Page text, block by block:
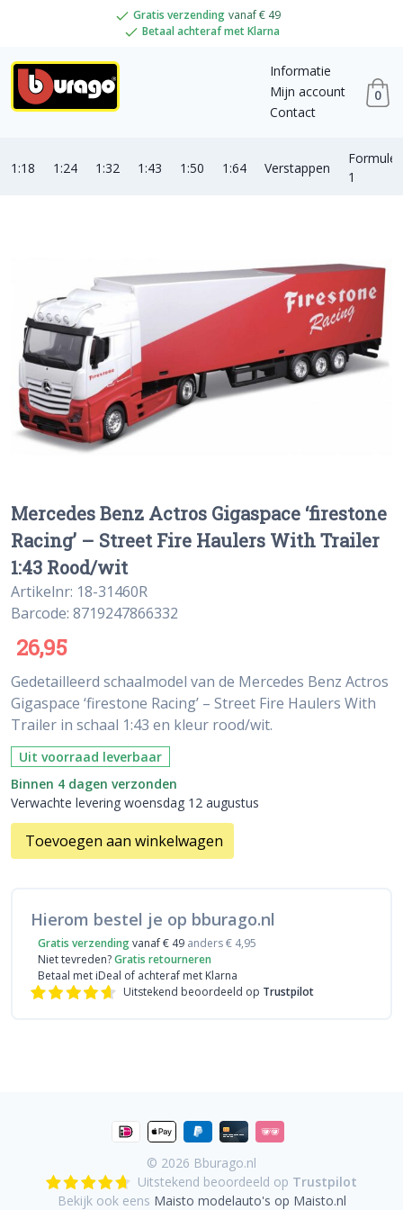
Gratis verzending vanaf € 49
Betaal achteraf met Klarna
Informatie
Mijn account
Contact
0
1:18 1:24 1:32 1:43 1:50 1:64 Verstappen
Formule
1
Mercedes Benz Actros Gigaspace ‘firestone
Racing’ – Street Fire Haulers With Trailer
1:43 Rood/wit
Artikelnr: 18-31460R
Barcode: 8719247866332
26,95
Gedetailleerd schaalmodel van de Mercedes Benz Actros
Gigaspace ‘firestone Racing’ – Street Fire Haulers With
Trailer in schaal 1:43 en kleur rood/wit.
Uit voorraad leverbaar
Binnen 4 dagen verzonden
Verwachte levering woensdag 12 augustus
Toevoegen aan winkelwagen
Hierom bestel je op bburago.nl
Gratis verzendingvanaf € 49 anders € 4,95
Niet tevreden?Gratis retourneren
Betaal met iDeal of achteraf met Klarna
Uitstekend beoordeeld op Trustpilot
© 2026 Bburago.nl
Uitstekend beoordeeld op Trustpilot
Bekijk ook eens Maisto modelauto's op Maisto.nl